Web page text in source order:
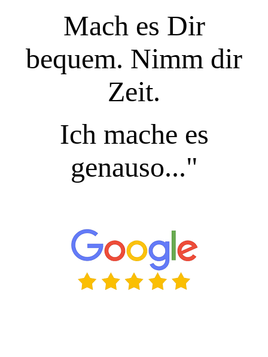
Mach es Dir
bequem. Nimm dir
Zeit.
Ich mache es
genauso..."